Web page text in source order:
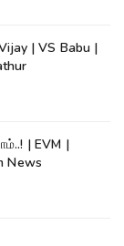
| EVM |
News